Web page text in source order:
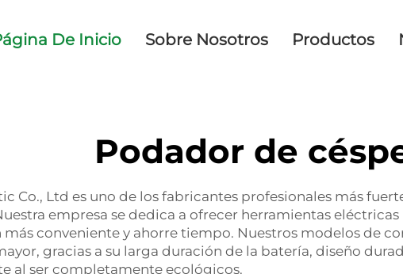
De Inicio Sobre Nosotros Productos
Podador de
Co., Ltd es uno de los fabricantes profesionales más
empresa se dedica a ofrecer herramientas
más conveniente y ahorre tiempo. Nuestros modelos de
gracias a su larga duración de la batería, diseño
al ser completamente ecológicos.